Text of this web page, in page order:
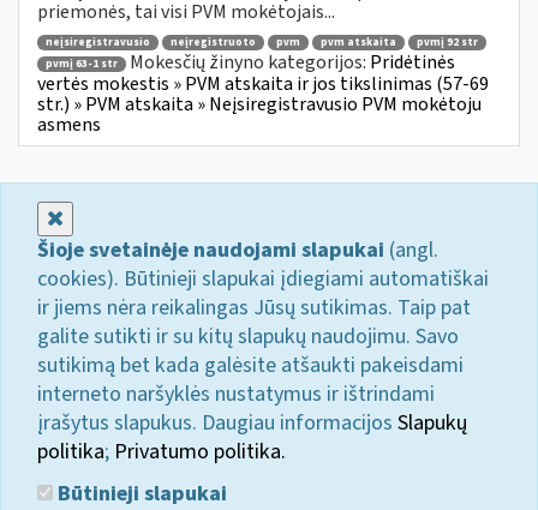
priemonės, tai visi PVM mokėtojais...
neįsiregistravusio neįregistruoto pvm pvm atskaita
pvmį 92 str
pvmį 63-1 str
Mokesčių žinyno kategorijos: Pridėtinės
vertės mokestis » PVM atskaita ir jos tikslinimas (57-69
str.) » PVM atskaita » Neįsiregistravusio PVM mokėtoju
asmens
Šioje svetainėje naudojami slapukai (angl.
cookies). Būtinieji slapukai įdiegiami automatiškai
ir jiems nėra reikalingas Jūsų sutikimas. Taip pat
galite sutikti ir su kitų slapukų naudojimu. Savo
sutikimą bet kada galėsite atšaukti pakeisdami
interneto naršyklės nustatymus ir ištrindami
įrašytus slapukus. Daugiau informacijos Slapukų
politika; Privatumo politika.
Būtinieji slapukai